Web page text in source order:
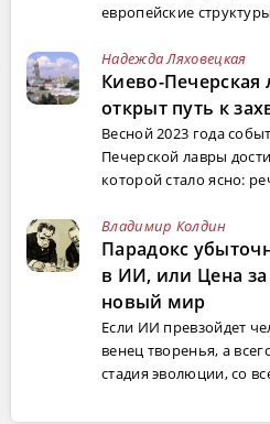
европейские
Надежда Ляховецкая
Киево-Печерская
открыт путь к
Весной 2023 года
Печерской лавры
которой стало ясно:
Владимир Колдин
Парадокс
в ИИ, или Цена
новый мир
Если ИИ превзойдет
венец творенья, а
стадия эволюции, со